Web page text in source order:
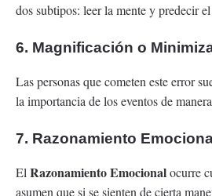
dos subtipos: leer la mente y predecir
6. Magnificación o
Las personas que cometen este error
la importancia de los eventos de
7. Razonamiento
El Razonamiento Emocionalocurre
asumen que si se sienten de cierta